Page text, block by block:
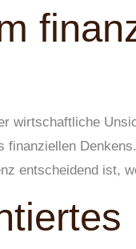
wirtschaftliche
finanziellen
entscheidend ist,